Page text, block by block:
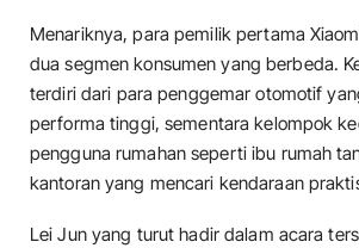
Menariknya, para pemilik pertama
dua segmen konsumen yang berbeda.
terdiri dari para penggemar otomotif
performa tinggi, sementara kelompok
pengguna rumahan seperti ibu rumah
kantoran yang mencari kendaraan
Lei Jun yang turut hadir dalam acara